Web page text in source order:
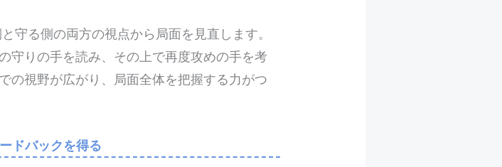
守る側の両方の視点から局面を見直します。
守りの手を読み、その上で再度攻めの手を考
の視野が広がり、局面全体を把握する力がつ
ドバックを得る